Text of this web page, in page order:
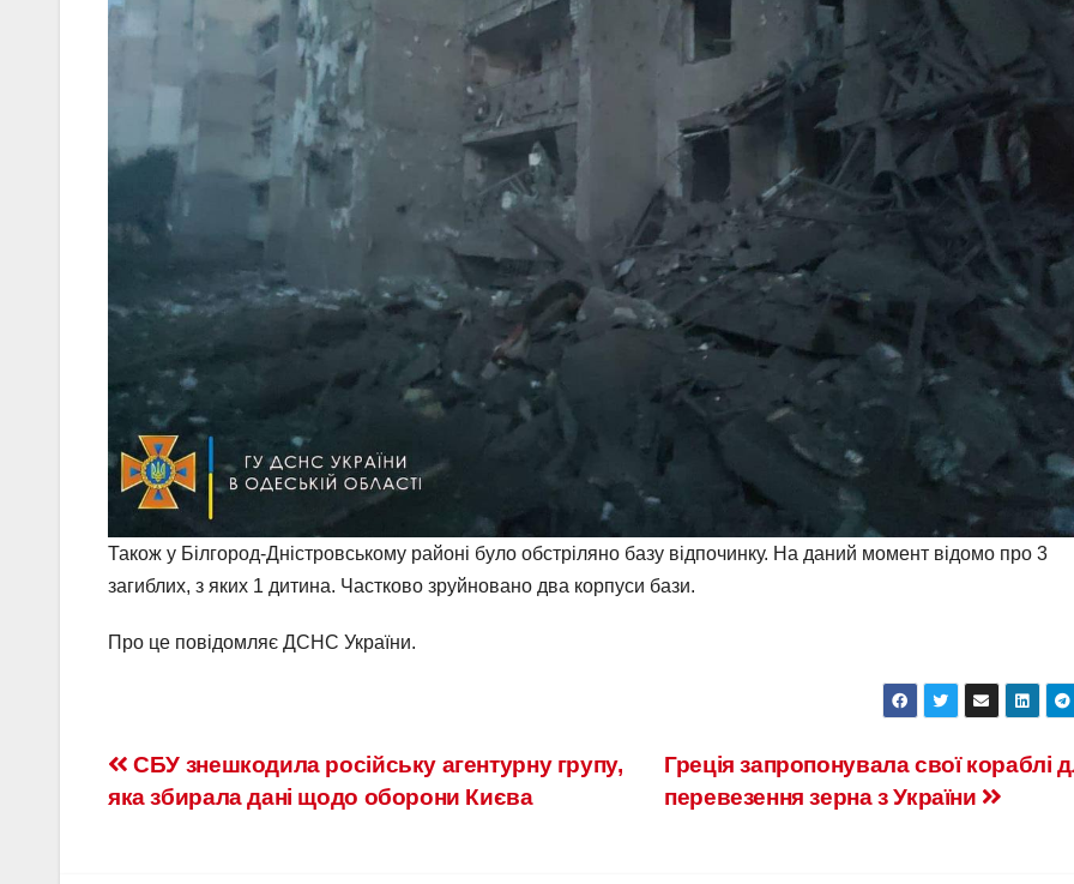
Також у Білгород-Дністровському районі було обстріляно базу відпочинку. На даний момент відомо про 3
загиблих, з яких 1 дитина. Частково зруйновано два корпуси бази.
Про це повідомляє ДСНС України.
Греція запропонувала свої кораблі
перевезення зерна з України
СБУ знешкодила російську агентурну групу,
яка збирала дані щодо оборони Києва